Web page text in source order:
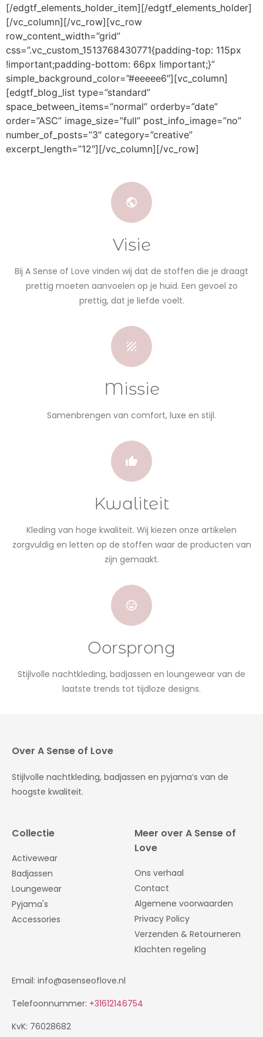
[/edgtf_elements_holder_item][/edgtf_elements_holder]
[/vc_column][/vc_row][vc_row
row_content_width=”grid”
css=”.vc_custom_1513768430771{padding-top: 115px
!important;padding-bottom: 66px !important;}”
simple_background_color=”#eeeee6″][vc_column]
[edgtf_blog_list type=”standard”
space_between_items=”normal” orderby=”date”
order=”ASC” image_size=”full” post_info_image=”no”
number_of_posts=”3″ category=”creative”
excerpt_length=”12″][/vc_column][/vc_row]
Visie
Bij A Sense of Love vinden wij dat de stoffen die je draagt
prettig moeten aanvoelen op je huid. Een gevoel zo
prettig, dat je liefde voelt.
Missie
Samenbrengen van comfort, luxe en stijl.
Kwaliteit
Kleding van hoge kwaliteit. Wij kiezen onze artikelen
zorgvuldig en letten op de stoffen waar de producten van
zijn gemaakt.
Oorsprong
Stijlvolle nachtkleding, badjassen en loungewear van de
laatste trends tot tijdloze designs.
Over A Sense of Love
Stijlvolle nachtkleding, badjassen en pyjama’s van de
hoogste kwaliteit.
Collectie
Activewear
Badjassen
Loungewear
Pyjama's
Accessories
Meer over A Sense of
Love
Ons verhaal
Contact
Algemene voorwaarden
Privacy Policy
Verzenden & Retourneren
Klachten regeling
Email: info@asenseoflove.nl
Telefoonnummer: +31612146754
KvK: 76028682